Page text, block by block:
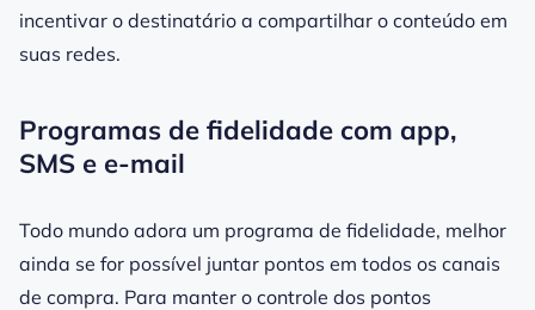
incentivar o destinatário a compartilhar o conteúdo em
suas redes.
Programas de fidelidade com app,
SMS e e-mail
Todo mundo adora um programa de fidelidade, melhor
ainda se for possível juntar pontos em todos os canais
de compra. Para manter o controle dos pontos